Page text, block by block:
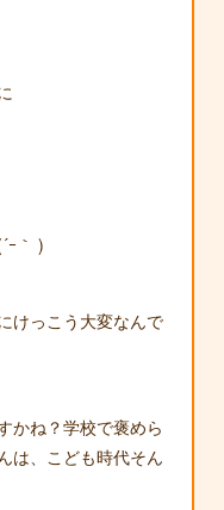
ｰ｀ )
けっこう大変なんで
かね？学校で褒めら
は、こども時代そん